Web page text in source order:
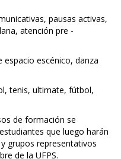
pausas activas,
atención pre -
escénico, danza
tenis, ultimate, fútbol,
de formación se
que luego harán
grupos representativos
de la UFPS.